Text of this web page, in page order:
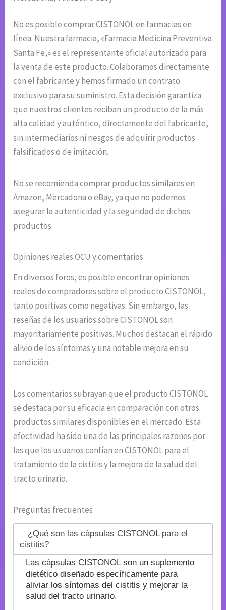
No es posible comprar CISTONOL en farmacias en
línea. Nuestra farmacia, «Farmacia Medicina Preventiva
Santa Fe,» es el representante oficial autorizado para
la venta de este producto. Colaboramos directamente
con el fabricante y hemos firmado un contrato
exclusivo para su suministro. Esta decisión garantiza
que nuestros clientes reciban un producto de la más
alta calidad y auténtico, directamente del fabricante,
sin intermediarios ni riesgos de adquirir productos
falsificados o de imitación.
No se recomienda comprar productos similares en
Amazon, Mercadona o eBay, ya que no podemos
asegurar la autenticidad y la seguridad de dichos
productos.
Opiniones reales OCU y comentarios
En diversos foros, es posible encontrar opiniones
reales de compradores sobre el producto CISTONOL,
tanto positivas como negativas. Sin embargo, las
reseñas de los usuarios sobre CISTONOL son
mayoritariamente positivas. Muchos destacan el rápido
alivio de los síntomas y una notable mejora en su
condición.
Los comentarios subrayan que el producto CISTONOL
se destaca por su eficacia en comparación con otros
productos similares disponibles en el mercado. Esta
efectividad ha sido una de las principales razones por
las que los usuarios confían en CISTONOL para el
tratamiento de la cistitis y la mejora de la salud del
tracto urinario.
Preguntas frecuentes
¿Qué son las cápsulas CISTONOL para el
cistitis?
Las cápsulas CISTONOL son un suplemento
dietético diseñado específicamente para
aliviar los síntomas del cistitis y mejorar la
salud del tracto urinario.